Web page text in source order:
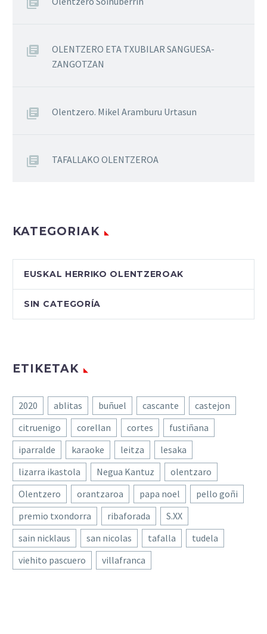
OLENTZERO ETA TXUBILAR SANGUESA-
ZANGOTZAN
Olentzero. Mikel Aramburu Urtasun
TAFALLAKO OLENTZEROA
KATEGORIAK
EUSKAL HERRIKO OLENTZEROAK
SIN CATEGORÍA
ETIKETAK
2020 ablitas buñuel cascante
castejon
citruenigo
corellan cortes
fustiñana
iparralde
karaoke leitza
lesaka
lizarra ikastola
Negua Kantuz
olentzaro
Olentzero
orantzaroa papa noel
pello goñi
premio txondorra
ribaforada
S.XX
sain nicklaus
san nicolas tafalla
tudela
viehito pascuero
villafranca